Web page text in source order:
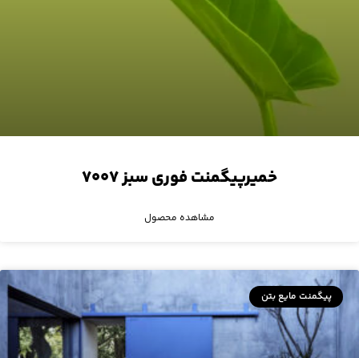
خمیرپیگمنت فوری سبز ۷۰۰۷
مشاهده محصول
پیگمنت مایع بتن